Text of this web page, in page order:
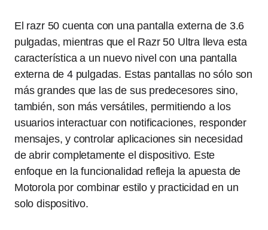
El razr 50 cuenta con una pantalla externa de 3.6
pulgadas, mientras que el Razr 50 Ultra lleva esta
característica a un nuevo nivel con una pantalla
externa de 4 pulgadas. Estas pantallas no sólo son
más grandes que las de sus predecesores sino,
también, son más versátiles, permitiendo a los
usuarios interactuar con notificaciones, responder
mensajes, y controlar aplicaciones sin necesidad
de abrir completamente el dispositivo. Este
enfoque en la funcionalidad refleja la apuesta de
Motorola por combinar estilo y practicidad en un
solo dispositivo.